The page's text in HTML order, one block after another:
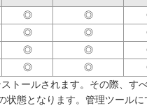
◎ ◎
◎ ◎
◎ ◎
◎ ◎
トールされます。その際、す
状態となります。管理ツール